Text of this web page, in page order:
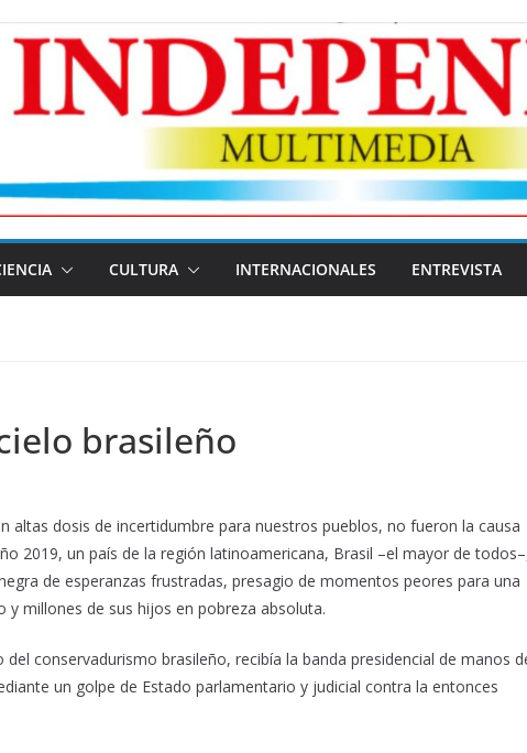
CULTURA INTERNACIONALES ENTREVISTA
brasileño
altas dosis de incertidumbre para nuestros pueblos, no fueron la causa
2019, un país de la región latinoamericana, Brasil –el mayor de
de esperanzas frustradas, presagio de momentos peores para una
y millones de sus hijos en pobreza absoluta.
conservadurismo brasileño, recibía la banda presidencial de manos
un golpe de Estado parlamentario y judicial contra la entonces